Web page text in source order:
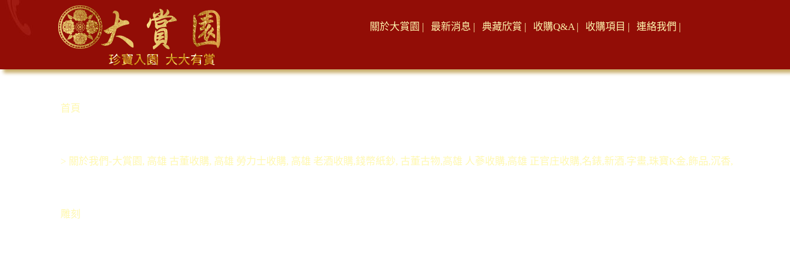
關於大賞園 | 最新消息 | 典藏欣賞 | 收購Q&A | 收購項目 | 連絡我們 |
首頁
> 關於我們-大賞園, 高雄 古董收購, 高雄 勞力士收購, 高雄 老酒收購,錢幣紙鈔, 古董古物,高雄 人蔘收購,高雄 正官庄收購,名錶,新酒.字畫,珠寶K金,飾品,沉香,
雕刻